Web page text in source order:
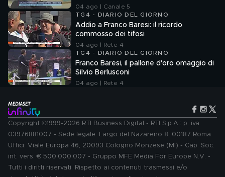
04 ago | Canale 5
TG4 - DIARIO DEL GIORNO
Addio a Franco Baresi: il ricordo
commosso dei tifosi
04 ago | Rete 4
TG4 - DIARIO DEL GIORNO
Franco Baresi, il pallone d'oro omaggio di
Silvio Berlusconi
04 ago | Rete 4
Copyright ©1999-2026 RTI Business Digital - RTI S.p.A.: p. iva
03976881007 - Sede legale: Largo del Nazareno 8, 00187 Roma.
Uffici: Viale Europa 46, 20093 Cologno Monzese (MI) - Cap. Soc.
int. vers. € 500.000.007 - Gruppo MFE Media For Europe N.V. -
Tutti i diritti riservati. Rispetto ai contenuti trasmessi e/o